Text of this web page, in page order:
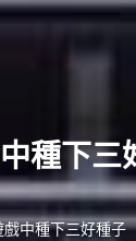
種下三
中種下三好種子